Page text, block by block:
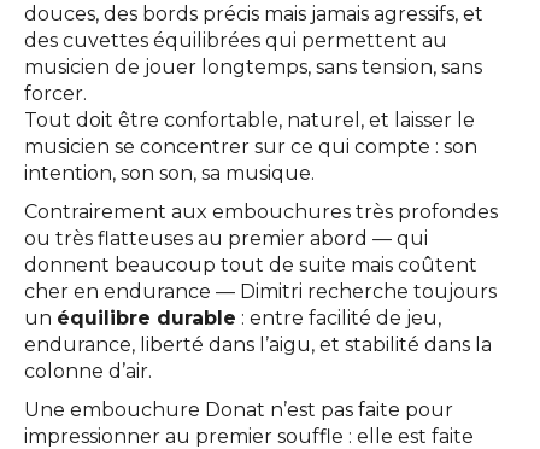
douces, des bords précis mais jamais agressifs, et
des cuvettes équilibrées qui permettent au
musicien de jouer longtemps, sans tension, sans
forcer.
Tout doit être confortable, naturel, et laisser le
musicien se concentrer sur ce qui compte : son
intention, son son, sa musique.
Contrairement aux embouchures très profondes
ou très flatteuses au premier abord — qui
donnent beaucoup tout de suite mais coûtent
cher en endurance — Dimitri recherche toujours
un équilibre durable : entre facilité de jeu,
endurance, liberté dans l’aigu, et stabilité dans la
colonne d’air.
Une embouchure Donat n’est pas faite pour
impressionner au premier souffle : elle est faite